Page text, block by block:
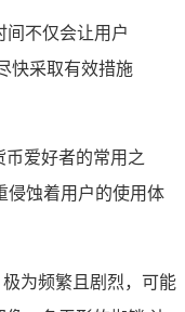
不仅会让用户
快采取有效措施
爱好者的常用之
侵蚀着用户的使用体
为频繁且剧烈，可能